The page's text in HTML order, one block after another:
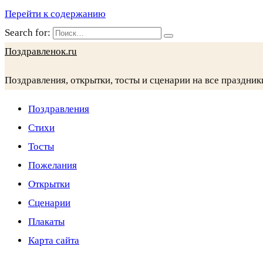
Перейти к содержанию
Search for:
Поздравленок.ru
Поздравления, открытки, тосты и сценарии на все
Поздравления
Стихи
Тосты
Пожелания
Открытки
Сценарии
Плакаты
Карта сайта